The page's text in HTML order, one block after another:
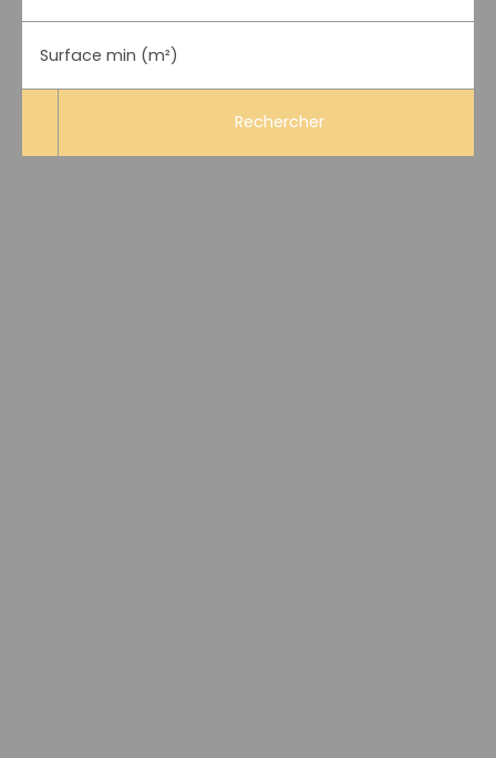
Surface min (m²)
Rechercher